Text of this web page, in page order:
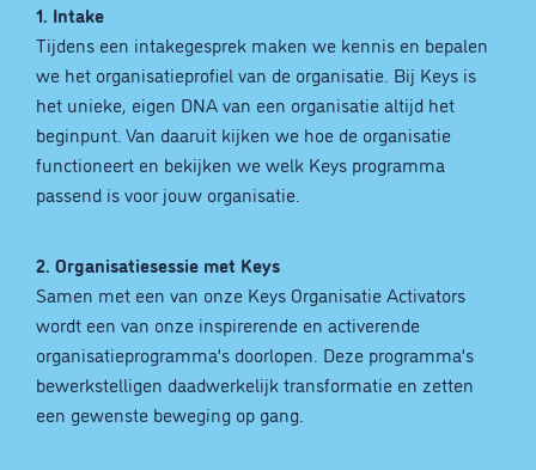
1. Intake
Tijdens een intakegesprek maken we kennis en bepalen
we het organisatieprofiel van de organisatie. Bij Keys is
het unieke, eigen DNA van een organisatie altijd het
beginpunt. Van daaruit kijken we hoe de organisatie
functioneert en bekijken we welk Keys programma
passend is voor jouw organisatie.
2. Organisatiesessie met Keys
Samen met een van onze Keys Organisatie Activators
wordt een van onze inspirerende en activerende
organisatieprogramma’s doorlopen. Deze programma’s
bewerkstelligen daadwerkelijk transformatie en zetten
een gewenste beweging op gang.